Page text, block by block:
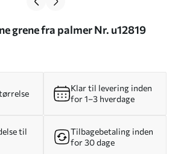
grene fra palmer Nr. u12819
Klar til levering inden
for 1–3 hverdage
til
Tilbagebetaling inden
for 30 dage